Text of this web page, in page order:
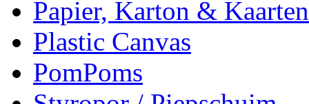
Papier, Karton & Kaarten
Plastic Canvas
PomPoms